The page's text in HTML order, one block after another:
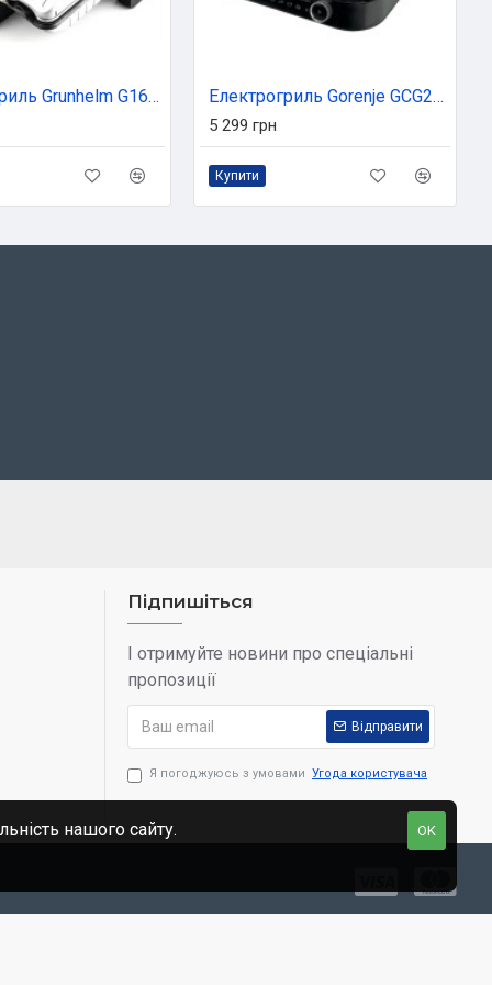
Електрогриль Grunhelm G1622 Електрогриль Gorenje GCG2100S
5 299 грн
Купити
Підпишіться
І отримуйте новини про спеціальні
пропозиції
Відправити
Я погоджуюсь з умовами Угода користувача
OK
нашого сайту.